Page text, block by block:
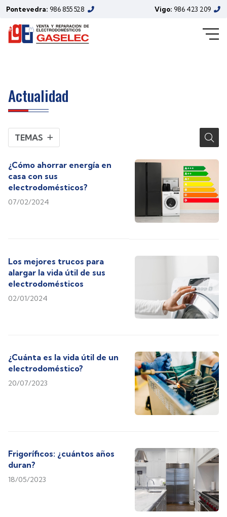
Pontevedra: 986 855 528 Vigo: 986 423 209
Electrodomésticos - Página 3
Actualidad
TEMAS
¿Cómo ahorrar energía en
casa con sus
electrodomésticos?
07/02/2024
Los mejores trucos para
alargar la vida útil de sus
electrodomésticos
02/01/2024
¿Cuánta es la vida útil de un
electrodoméstico?
20/07/2023
Frigoríficos: ¿cuántos años
duran?
18/05/2023